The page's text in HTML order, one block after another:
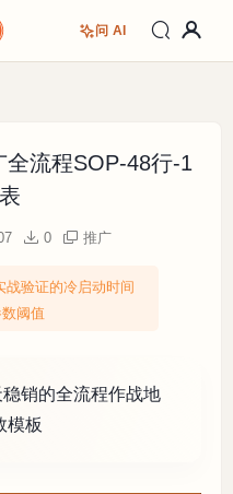
问 AI
流程SOP-48行-1
0 推广
战验证的冷启动时间
阈值
销的全流程作战地
模板